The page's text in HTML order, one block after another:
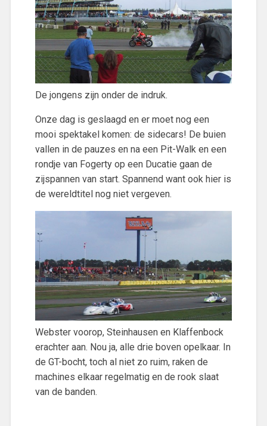
De jongens zijn onder de indruk.
Onze dag is geslaagd en er moet nog een
mooi spektakel komen: de sidecars! De buien
vallen in de pauzes en na een Pit-Walk en een
rondje van Fogerty op een Ducatie gaan de
zijspannen van start. Spannend want ook hier is
de wereldtitel nog niet vergeven.
Webster voorop, Steinhausen en Klaffenbock
erachter aan. Nou ja, alle drie boven opelkaar. In
de GT-bocht, toch al niet zo ruim, raken de
machines elkaar regelmatig en de rook slaat
van de banden.